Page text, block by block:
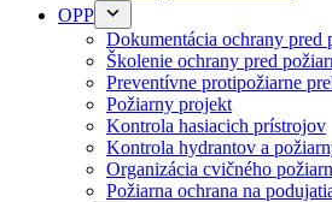
OPP
Dokumentácia ochrany pred
Školenie ochrany pred
Preventívne protipožiarne
Požiarny projekt
Kontrola hasiacich prístrojov
Kontrola hydrantov a
Organizácia cvičného
Požiarna ochrana na